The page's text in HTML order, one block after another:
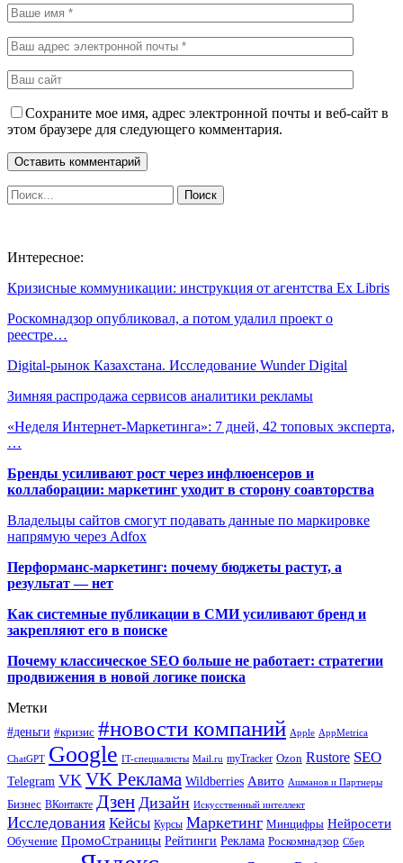
Сохраните мое имя, адрес электронной почты и веб-сайт в
этом браузере для следующего комментария.
Интересное:
Кризисные коммуникации: инструкция от агентства Ex Libris
Роскомнадзор опубликовал, а потом удалил проект о
реестре…
Digital-рынок Казахстана. Исследование Wunder Digital
Зимняя распродажа сервисов аналитики рекламы
«Неделя Интернет-Маркетинга»: 7 дней, 42 топовых эксперта,
…
Бренды усиливают рост через инфлюенсеров и
коллаборации: маркетинг уходит в сторону соавторства
Владельцы сайтов смогут подавать данные по маркировке
напрямую через Adfox
Перформанс-маркетинг: почему бюджеты растут, а
результат — нет
Как системные публикации в СМИ усиливают бренд и
закрепляют его в поиске
Почему классическое SEO больше не работает: стратегии
продвижения в новой логике поиска
Метки
#деньги #кризис #новости компаний Apple AppMetrica
ChatGPT Google IT-специалисты Mail.ru myTracker Ozon Rustore SEO
Telegram VK VK Реклама Wildberries Авито Ашманов и Партнеры
Бизнес ВКонтакте Дзен Дизайн Искусственный интеллект
Исследования Кейсы Курсы Маркетинг Минцифры Нейросети
Обучение ПромоСтраницы Рейтинги Реклама Роскомнадзор Сбер